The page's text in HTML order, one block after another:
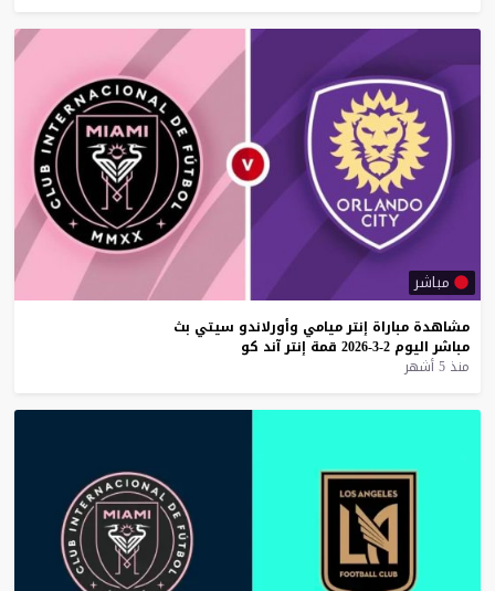
مباشر
مشاهدة مباراة إنترميامي وأورلاندو سيتي بث
مباشر اليوم 2-3-2026 قمة إنترآند كو
منذ 5 أشهر